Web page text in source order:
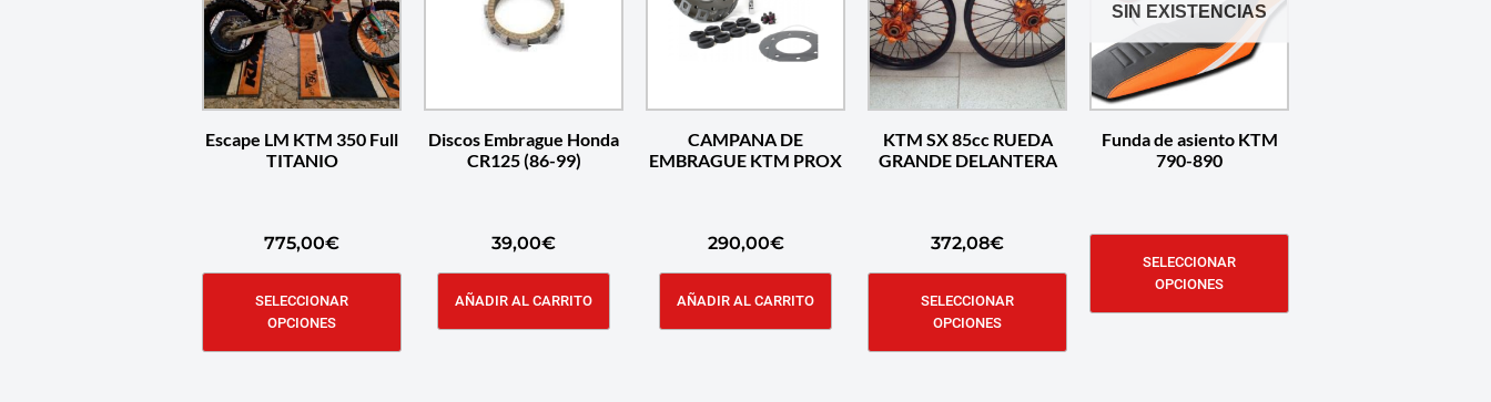
Escape LM KTM 350 Full
TITANIO
775,00€
SELECCIONAR
OPCIONES
Discos Embrague Honda
CR125 (86-99)
39,00€
AÑADIR AL CARRITO
CAMPANA DE
EMBRAGUE KTM PROX
290,00€
AÑADIR AL CARRITO
KTM SX 85cc RUEDA
GRANDE DELANTERA
372,08€
SELECCIONAR
OPCIONES
SIN EXISTENCIAS
Funda de asiento KTM
790-890
SELECCIONAR
OPCIONES